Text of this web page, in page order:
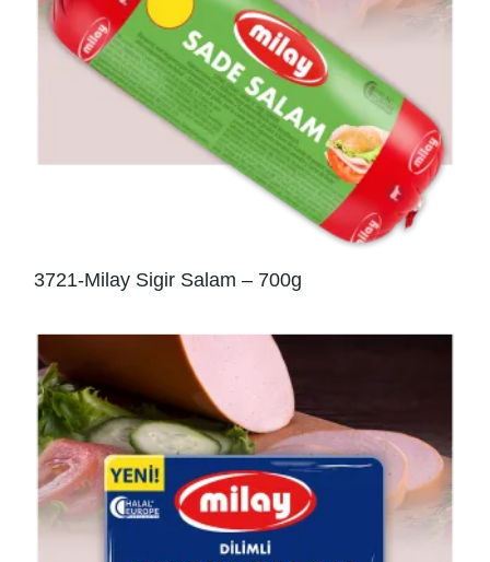
3721-Milay Sigir Salam – 700g